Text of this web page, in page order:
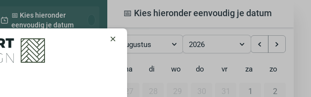
📅 Kies hieronder
eenvoudig je datum
Jouw informatie
📅 Kies hieronder eenvoudig je datum
augustus 2026
ma di wo do vr za zo
27 28 29 30 31 1 2
×